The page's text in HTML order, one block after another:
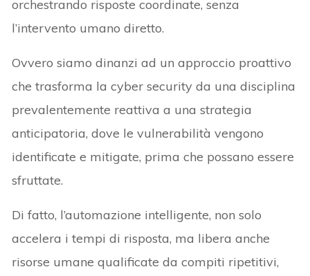
orchestrando risposte coordinate, senza
l’intervento umano diretto.
Ovvero siamo dinanzi ad un approccio proattivo
che trasforma la cyber security da una disciplina
prevalentemente reattiva a una strategia
anticipatoria, dove le vulnerabilità vengono
identificate e mitigate, prima che possano essere
sfruttate.
Di fatto, l’automazione intelligente, non solo
accelera i tempi di risposta, ma libera anche
risorse umane qualificate da compiti ripetitivi,